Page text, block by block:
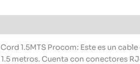
1.5MTS Procom: Este es un
metros. Cuenta con conectores